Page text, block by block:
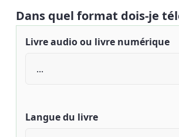
Dans quel format dois-je
Livre audio ou livre numérique
Langue du livre